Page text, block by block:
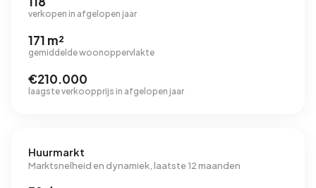
verkopen in afgelopen jaar
171 m²
gemiddelde woonoppervlakte
€210.000
laagste verkoopprijs in afgelopen jaar
Huurmarkt
Marktsnelheid en dynamiek, laatste 12 maanden